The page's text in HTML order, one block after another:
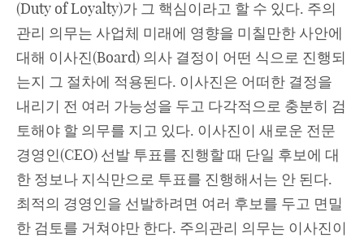
(Duty of Loyalty)가 그 핵심이라고 할 수 있다. 주의
관리 의무는 사업체 미래에 영향을 미칠만한 사안에
대해 이사진(Board) 의사 결정이 어떤 식으로 진행되
는지 그 절차에 적용된다. 이사진은 어떠한 결정을
내리기 전 여러 가능성을 두고 다각적으로 충분히 검
토해야 할 의무를 지고 있다. 이사진이 새로운 전문
경영인(CEO) 선발 투표를 진행할 때 단일 후보에 대
한 정보나 지식만으로 투표를 진행해서는 안 된다.
최적의 경영인을 선발하려면 여러 후보를 두고 면밀
한 검토를 거쳐야만 한다. 주의관리 의무는 이사진이